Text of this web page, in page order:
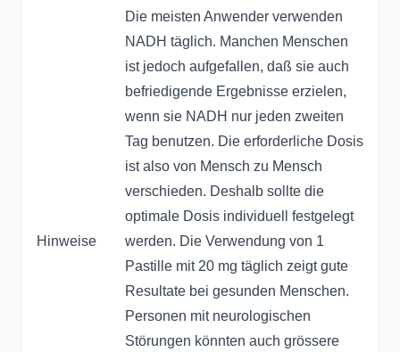
Hinweise
Die meisten Anwender verwenden
NADH täglich. Manchen Menschen
ist jedoch aufgefallen, daß sie auch
befriedigende Ergebnisse erzielen,
wenn sie NADH nur jeden zweiten
Tag benutzen. Die erforderliche Dosis
ist also von Mensch zu Mensch
verschieden. Deshalb sollte die
optimale Dosis individuell festgelegt
werden. Die Verwendung von 1
Pastille mit 20 mg täglich zeigt gute
Resultate bei gesunden Menschen.
Personen mit neurologischen
Störungen könnten auch grössere